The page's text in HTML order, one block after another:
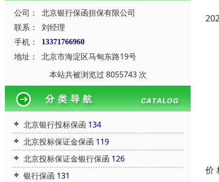
公司：
北京银行保函担保有限公司
联系：
刘经理
手机：
13371766960
地址：
北京市海淀区马甸东路19号
本站共被浏览过 8055743 次
北京银行投标保函 134
北京投标保证金保函 119
北京投标保证金银行保函 126
银行保函 131
价